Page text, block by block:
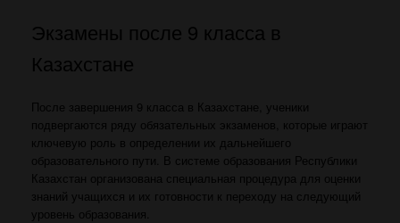
Экзамены после 9 класса в
Казахстане
После завершения 9 класса в Казахстане, ученики
подвергаются ряду обязательных экзаменов, которые играют
ключевую роль в определении их дальнейшего
образовательного пути. В системе образования Республики
Казахстан организована специальная процедура для оценки
знаний учащихся и их готовности к переходу на следующий
уровень образования.